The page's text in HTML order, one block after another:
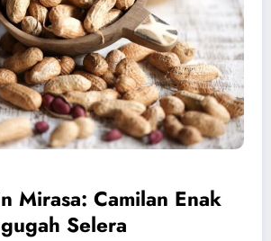
Mirasa: Camilan Enak
Selera